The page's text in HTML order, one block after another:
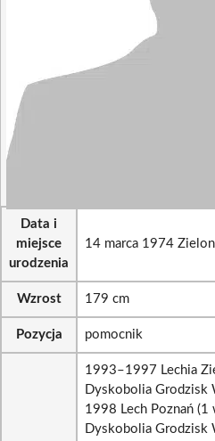
Data i
miejsce
urodzenia
14 marca 1974
Wzrost 179 cm
Pozycja pomocnik
1993–1997 Lechia
Dyskobolia
1998 Lech Poznań
Dyskobolia